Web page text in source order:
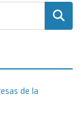
Buscar
de la